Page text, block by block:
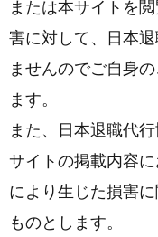
または本サイトを
害に対して、日本
ませんのでご自身
ます。
また、日本退職代
サイトの掲載内容
により生じた損害
ものとします。